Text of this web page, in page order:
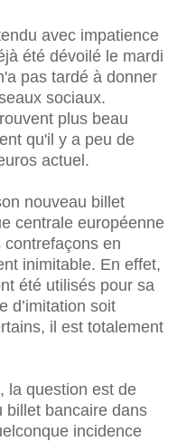
avec impatience
été dévoilé le mardi
pas tardé à donner
sociaux.
plus beau
qu'il y a peu de
actuel.
nouveau billet
centrale européenne
en
inimitable. En effet,
été utilisés pour sa
d’imitation soit
il est totalement
la question est de
billet bancaire dans
incidence